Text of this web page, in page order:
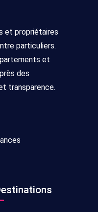
et propriétaires
particuliers.
et
des
transparence.